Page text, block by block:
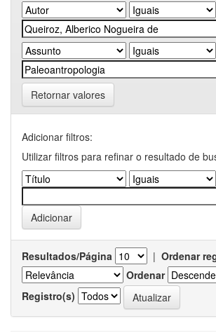
Retornar valores
Adicionar filtros:
Utilizar filtros para refinar o resultado de
Resultados/Página | Ordenar
Ordenar
Registro(s)